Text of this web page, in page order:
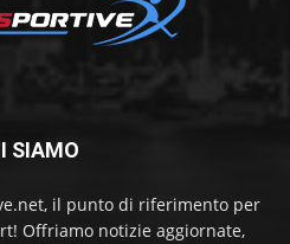
SIAMO
il punto di riferimento per
Offriamo notizie aggiornate,